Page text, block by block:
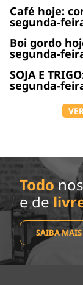
Café hoje:
segunda-
Boi gordo
segunda-
SOJA E
segunda-
Todo
e de
SAIBA MAIS